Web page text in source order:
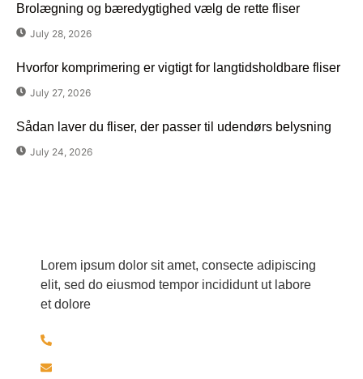
Brolægning og bæredygtighed vælg de rette fliser
July 28, 2026
Hvorfor komprimering er vigtigt for langtidsholdbare fliser
July 27, 2026
Sådan laver du fliser, der passer til udendørs belysning
July 24, 2026
Lorem ipsum dolor sit amet, consecte adipiscing
elit, sed do eiusmod tempor incididunt ut labore
et dolore